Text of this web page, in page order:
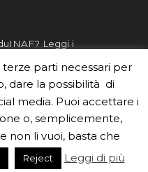
Leggi i
risponde, per
scrivici a
oppure
parti necessari per
dare la possibilità di
media. Puoi accettare i
o, semplicemente,
non li vuoi, basta che
Reject Leggi di più